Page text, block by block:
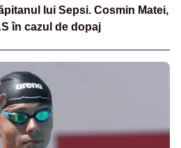
lui Sepsi. Cosmin Matei,
în cazul de dopaj